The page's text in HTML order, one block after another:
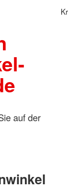
auf der